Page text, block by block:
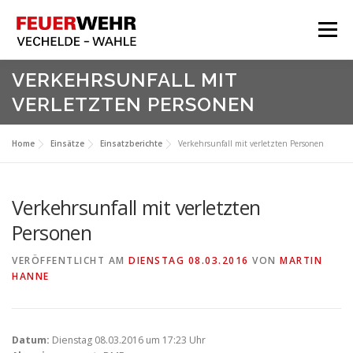
Inhalt
springen
Menü
HOME
Aktuelles
Über Uns
Meine Feuerwehr
VERKEHRSUNFALL MIT
VERLETZTEN PERSONEN
Home Einsätze Einsatzberichte Verkehrsunfall mit verletzten Personen
Verkehrsunfall mit verletzten
Personen
VERÖFFENTLICHT AM DIENSTAG 08.03.2016 VON MARTIN
HANNE
Datum: Dienstag 08.03.2016 um 17:23 Uhr